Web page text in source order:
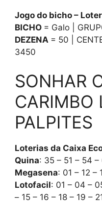
Jogo do bicho –
BICHO = Galo |
DEZENA = 50 |
3450
SONHAR
CARIMBO
PALPITES
Loterias da Caixa
Quina: 35 – 51 – 54
Megasena: 01 – 12 –
Lotofacil: 01 – 04 –
– 15 – 16 – 18 – 19 –